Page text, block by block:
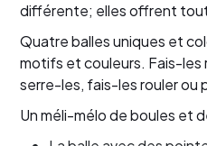
différente; elles offrent
Quatre balles uniques et
motifs et couleurs. Fais-les
serre-les, fais-les rouler ou
Un méli-mélo de boules et